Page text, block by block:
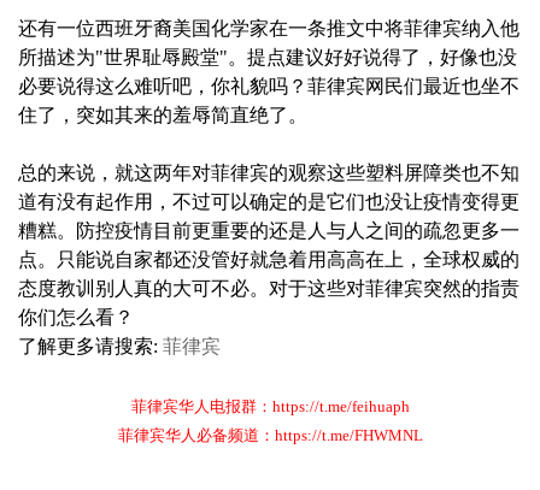
还有一位西班牙裔美国化学家在一条推文中将菲律宾纳入他
所描述为"世界耻辱殿堂"。提点建议好好说得了，好像也没
必要说得这么难听吧，你礼貌吗？菲律宾网民们最近也坐不
住了，突如其来的羞辱简直绝了。
总的来说，就这两年对菲律宾的观察这些塑料屏障类也不知
道有没有起作用，不过可以确定的是它们也没让疫情变得更
糟糕。防控疫情目前更重要的还是人与人之间的疏忽更多一
点。只能说自家都还没管好就急着用高高在上，全球权威的
态度教训别人真的大可不必。对于这些对菲律宾突然的指责
你们怎么看？
了解更多请搜索: 菲律宾
菲律宾华人电报群：https://t.me/feihuaph
菲律宾华人必备频道：https://t.me/FHWMNL